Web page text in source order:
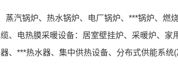
蒸汽锅炉、热水锅炉、电厂锅炉、***锅炉、燃
、电热膜采暖设备：居室壁挂炉、采暖炉、家
、***热水器、集中供热设备、分布式供能系统